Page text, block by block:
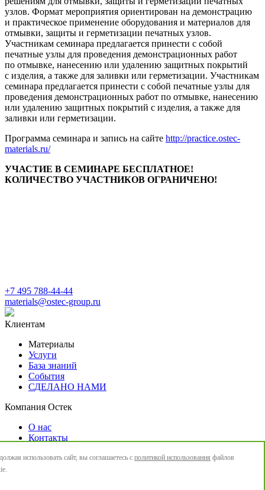
узлов. Формат мероприятия ориентирован на демонстрацию
и практическое применение оборудования и материалов для
отмывки, защиты и герметизации печатных узлов.
Участникам семинара предлагается принести с собой
печатные узлы для проведения демонстрационных работ
по отмывке, нанесению или удалению защитных покрытий
с изделия, а также для заливки или герметизации. Участникам
семинара предлагается принести с собой печатные узлы для
проведения демонстрационных работ по отмывке, нанесению
или удалению защитных покрытий с изделия, а также для
заливки или герметизации.
Программа семинара и запись на сайте http://practice.ostec-
materials.ru/
УЧАСТИЕ В СЕМИНАРЕ БЕСПЛАТНОЕ!
КОЛИЧЕСТВО УЧАСТНИКОВ ОГРАНИЧЕНО!
+7 495 788-44-44
materials@ostec-group.ru
Клиентам
Материалы
Услуги
База знаний
События
СДЕЛАНО НАМИ
Компания Остек
О нас
Контакты
Политика конфиденциальности
использовать сайт, вы соглашаетесь с политикой использования файлов